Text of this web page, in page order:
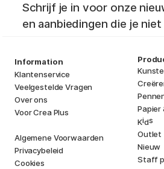
Schrijf je in voor onze
en aanbiedingen die je
Information
Klantenservice
Veelgestelde Vragen
Over ons
Voor Crea Plus
Algemene Voorwaarden
Privacybeleid
Cookies
Papier
Kids
Outlet
Nieuw
Staff